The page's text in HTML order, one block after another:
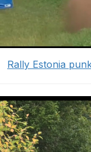
Rally Estonia